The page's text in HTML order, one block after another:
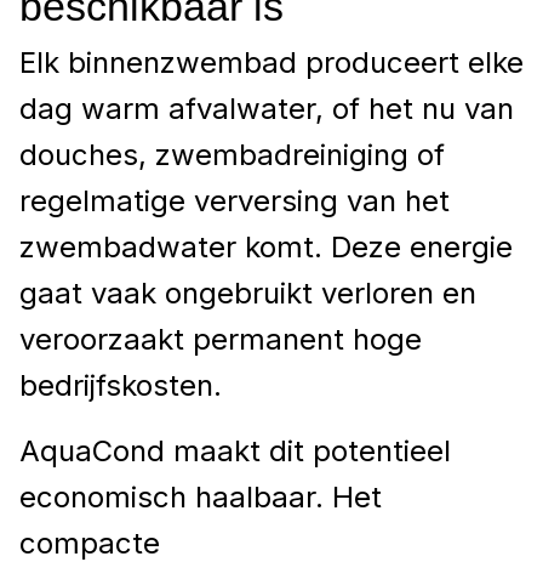
Elk binnenzwembad produceert elke
dag warm afvalwater, of het nu van
douches, zwembadreiniging of
regelmatige verversing van het
zwembadwater komt. Deze energie
gaat vaak ongebruikt verloren en
veroorzaakt permanent hoge
bedrijfskosten.
AquaCond maakt dit potentieel
economisch haalbaar. Het
compacte